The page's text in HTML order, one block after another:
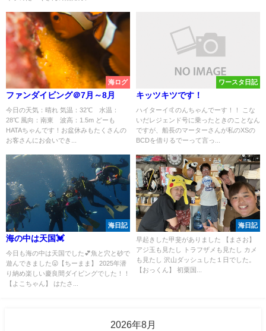
海ログ
ファンダイビング＠7月～8月
今日の天気：晴れ 気温：32℃ 水温：
28℃ 風向：南東 波高：1.5m どーも
HATAちゃんです！お盆休みもたくさんの
お客さんにお会いでき...
ワースタ日記
キッツキツです！
ハイターイ🤙のんちゃんでーす！！ こな
いだレジェンド号に乗ったときのことなん
ですが、船長のマーターさんが私のXSの
BCDを借りるでーって言っ...
海日記
海の中は天国💓
今日も海の中は天国でした💕魚と穴と砂で
遊んできました😛【ちーまま】 2025年潜
り納め楽しい慶良間ダイビングでした！！
【よこちゃん】 はたさ...
海日記
早起きした甲斐がありました 【まさお】
アジ玉も見たし トラフザメも見たし カメ
も見たし 沢山ダッシュした１日でした。
【おっくん】 初粟国...
2026年8月